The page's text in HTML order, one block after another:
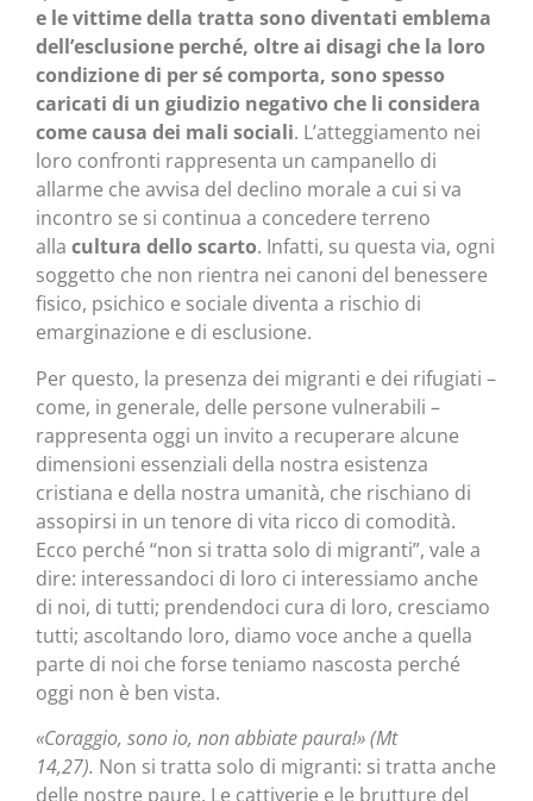
e le vittime della tratta sono diventati emblema
dell’esclusione perché, oltre ai disagi che la loro
condizione di per sé comporta, sono spesso
caricati di un giudizio negativo che li considera
come causa dei mali sociali. L’atteggiamento nei
loro confronti rappresenta un campanello di
allarme che avvisa del declino morale a cui si va
incontro se si continua a concedere terreno
alla cultura dello scarto. Infatti, su questa via, ogni
soggetto che non rientra nei canoni del benessere
fisico, psichico e sociale diventa a rischio di
emarginazione e di esclusione.
Per questo, la presenza dei migranti e dei rifugiati –
come, in generale, delle persone vulnerabili –
rappresenta oggi un invito a recuperare alcune
dimensioni essenziali della nostra esistenza
cristiana e della nostra umanità, che rischiano di
assopirsi in un tenore di vita ricco di comodità.
Ecco perché “non si tratta solo di migranti”, vale a
dire: interessandoci di loro ci interessiamo anche
di noi, di tutti; prendendoci cura di loro, cresciamo
tutti; ascoltando loro, diamo voce anche a quella
parte di noi che forse teniamo nascosta perché
oggi non è ben vista.
«Coraggio, sono io, non abbiate paura!» (Mt
14,27). Non si tratta solo di migranti: si tratta anche
delle nostre paure. Le cattiverie e le brutture del